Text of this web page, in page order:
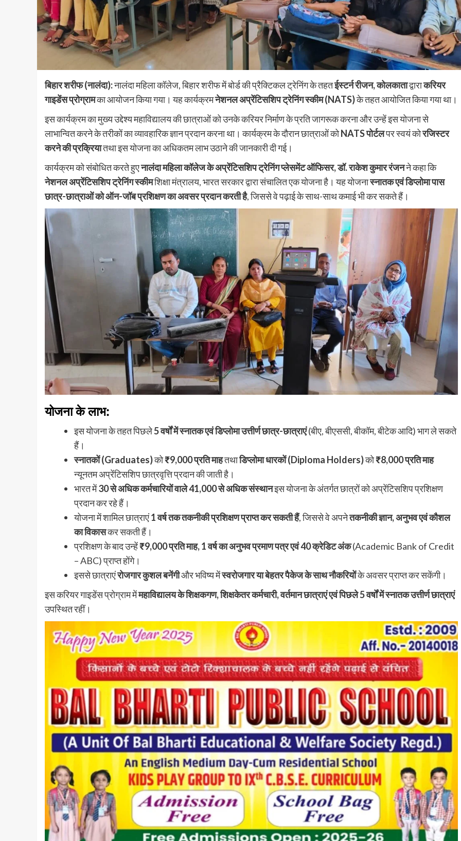
बिहार शरीफ (नालंदा):नालंदा महिला कॉलेज, बिहार शरीफ में बोर्ड की प्रैक्टिकल ट्रेनिंग के तहतईस्टर्न रीजन, कोलकाताद्वाराकरियर
गाइडेंस प्रोग्रामका आयोजन किया गया। यह कार्यक्रमनेशनल अप्रेंटिसशिप ट्रेनिंग स्कीम (NATS)के तहत आयोजित किया गया था।
इस कार्यक्रम का मुख्य उद्देश्य महाविद्यालय की छात्राओं को उनके करियर निर्माण के प्रति जागरूक करना और उन्हें इस योजना से
लाभान्वित करने के तरीकों का व्यावहारिक ज्ञान प्रदान करना था। कार्यक्रम के दौरान छात्राओं कोNATS पोर्टलपर स्वयं कोरजिस्टर
करने की प्रक्रियातथा इस योजना का अधिकतम लाभ उठाने की जानकारी दी गई।
कार्यक्रम को संबोधित करते हुएनालंदा महिला कॉलेज के अप्रेंटिसशिप ट्रेनिंग प्लेसमेंट ऑफिसर, डॉ. राकेश कुमार रंजनने कहा कि
नेशनल अप्रेंटिसशिप ट्रेनिंग स्कीमशिक्षा मंत्रालय, भारत सरकार द्वारा संचालित एक योजना है। यह योजनास्नातक एवं डिप्लोमा पास
छात्र-छात्राओं को ऑन-जॉब प्रशिक्षण का अवसर प्रदान करती है, जिससे वे पढ़ाई के साथ-साथ कमाई भी कर सकते हैं।
योजना के लाभ:
इस योजना के तहत पिछले5 वर्षों में स्नातक एवं डिप्लोमा उत्तीर्ण छात्र-छात्राएं(बीए, बीएससी, बीकॉम, बीटेक आदि) भाग ले सकते
हैं।
स्नातकों (Graduates)को₹9,000 प्रति माहतथाडिप्लोमा धारकों (Diploma Holders)को₹8,000 प्रति माह
न्यूनतम अप्रेंटिसशिप छात्रवृत्ति प्रदान की जाती है।
भारत में30 से अधिक कर्मचारियों वाले 41,000 से अधिक संस्थानइस योजना के अंतर्गत छात्रों को अप्रेंटिसशिप प्रशिक्षण
प्रदान कर रहे हैं।
योजना में शामिल छात्राएं1 वर्ष तक तकनीकी प्रशिक्षण प्राप्त कर सकती हैं, जिससे वे अपनेतकनीकी ज्ञान, अनुभव एवं कौशल
का विकासकर सकती हैं।
प्रशिक्षण के बाद उन्हें₹9,000 प्रति माह, 1 वर्ष का अनुभव प्रमाण पत्र एवं 40 क्रेडिट अंक(Academic Bank of Credit
– ABC) प्राप्त होंगे।
इससे छात्राएंरोजगार कुशल बनेंगीऔर भविष्य मेंस्वरोजगार या बेहतर पैकेज के साथ नौकरियोंके अवसर प्राप्त कर सकेंगी।
इस करियर गाइडेंस प्रोग्राम मेंमहाविद्यालय के शिक्षकगण, शिक्षकेतर कर्मचारी, वर्तमान छात्राएं एवं पिछले 5 वर्षों में स्नातक उत्तीर्ण छात्राएं
उपस्थित रहीं।
Crime News
पिचासा मोड़ पर तेज रफ्तार ट्रक ने स्कूटी सवार को
रौंदा, हाथ में गंभीर चोट; चालक हिरासत में, ट्रक जब्त
shankar August 6, 2026 0
भागन बीघा ओपी क्षेत्र में हादसे के बाद मची अफरा-तफरी, स्थानीय
लोगों ने घायल को अस्पताल पहुंचाया, पुलिस जांच में जुटी रहुई - भागन
बीघा...
Read More